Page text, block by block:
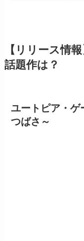
【リリース情
話題作は？
ユートピア・ゲ
つばさ～